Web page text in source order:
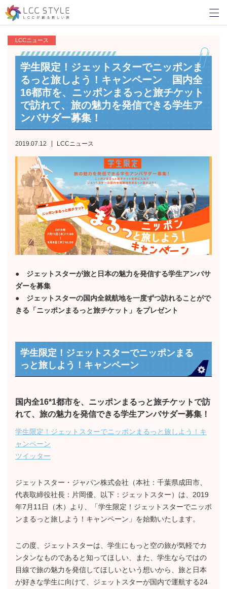
LCCニュース
学生限定！ジェットスターでニッポンま
るっと旅しよう！キャンペーン 国内全
16都市を、ニッポンまるっと旅チケット
で訪れて、旅の魅力を発信できる学生ア
ンバサダー募集！
2019.07.12 LCCニュース
● ジェットスターが旅と日本の魅力を発信する学生アンバサ
ダーを募集
● ジェットスターの国内全就航地を一度ずつ訪れることがで
きる「ニッポンまるっと旅チケット」をプレゼント
学生限定！ジェットスターでニッポンまる
っと旅しよう！キャンペーン
国内全16*1都市を、ニッポンまるっと旅チケットで訪
れて、旅の魅力を発信できる学生アンバサダー募集！
学生限定！ジェットスターでニッポンまるっと旅しよう！キ
ャンペーン
ツイッター
ジェットスター・ジャパン株式会社（本社：千葉県成田市、
代表取締役社長：片岡優、以下：ジェットスター）は、2019
年7月11日（木）より、「学生限定！ジェットスターでニッポ
ンまるっと旅しよう！キャンペーン」を始動いたします。
この度、ジェットスターは、学生にもっと空の旅が気軽でカ
ンタンなものであると知ってほしい、また、学生ならではの
目線で旅の魅力を発信してほしいという想いから、旅と日本
が好きな学生に向けて、ジェットスターが国内で運航する24